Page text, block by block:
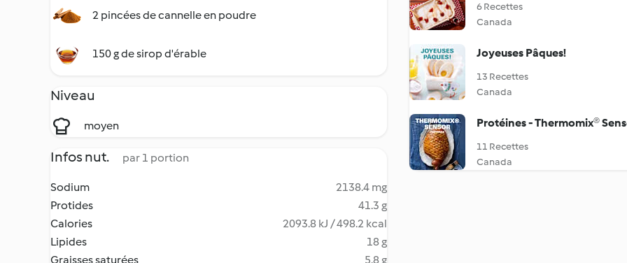
2 pincées de cannelle en poudre
150 g de sirop d'érable
Niveau
moyen
Infos nut. par 1 portion
Sodium
2138.4 mg
Protides
41.3 g
Calories
2093.8 kJ / 498.2 kcal
Lipides
18 g
Graisses saturées
5.8 g
6 Recettes
Canada
Joyeuses Pâques!
13 Recettes
Canada
Protéines - Thermomix®
11 Recettes
Canada